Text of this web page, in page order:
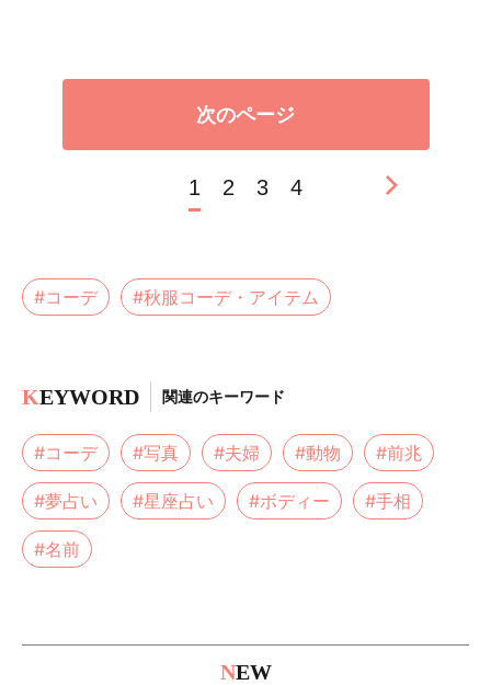
次のページ
1 2 3 4
#コーデ #秋服コーデ・アイテム
KEYWORD 関連のキーワード
#コーデ #写真 #夫婦 #動物 #前兆
#夢占い #星座占い #ボディー #手相
#名前
NEW